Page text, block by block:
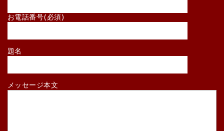
お電話番号(必須)
題名
メッセージ本文